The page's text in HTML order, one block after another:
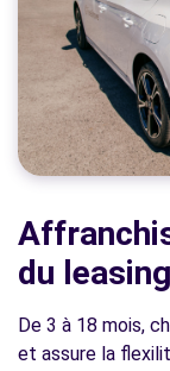
du leasing
De 3 à 18 mois,
et assure la